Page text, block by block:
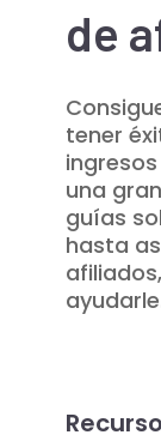
de
tener
una
guías
hasta